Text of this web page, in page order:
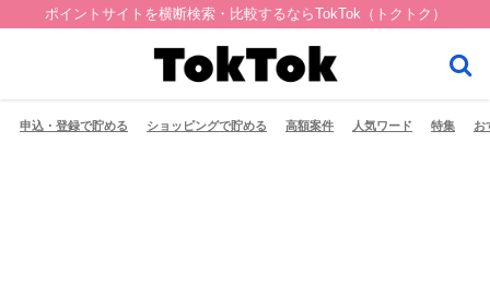
ポイントサイトを横断検索・比較するならTokTok（トクトク）
申込・登録で貯める ショッピングで貯める 高額案件 人気ワード 特集 お